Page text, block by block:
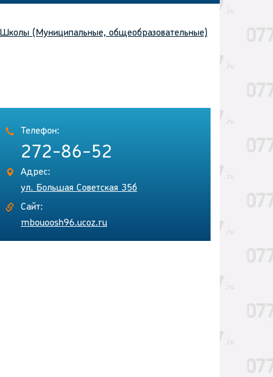
Школы (Муниципальные, общеобразовательные)
Телефон:
272-86-52
Адрес:
ул. Большая Советская 35б
Сайт:
mbouoosh96.ucoz.ru